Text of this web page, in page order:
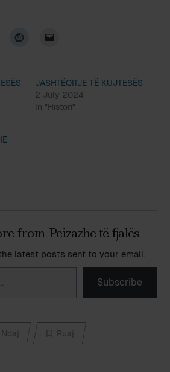
JASHTËQITJE TË KUJTESËS
2 July 2024
In "Histori"
from Peizazhe të fjalës
latest posts sent to your email.
Subscribe
Ndaj Ruaj